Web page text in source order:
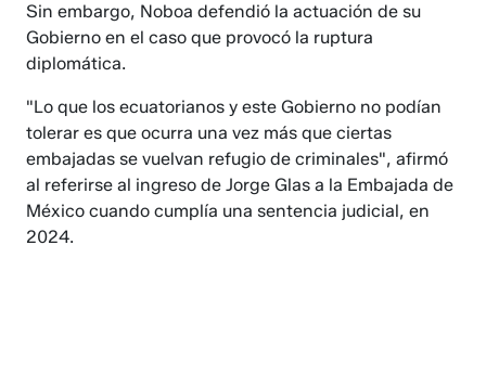
Sin embargo, Noboa defendió la actuación de su
Gobierno en el caso que provocó la ruptura
diplomática.
"Lo que los ecuatorianos y este Gobierno no podían
tolerar es que ocurra una vez más que ciertas
embajadas se vuelvan refugio de criminales", afirmó
al referirse al ingreso de Jorge Glas a la Embajada de
México cuando cumplía una sentencia judicial, en
2024.